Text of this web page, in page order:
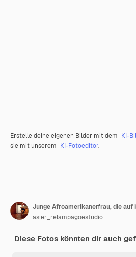
Erstelle deine eigenen Bilder mit dem KI-
sie mit unserem KI-Fotoeditor.
asier_relampagoestudio
Diese Fotos könnten dir auch